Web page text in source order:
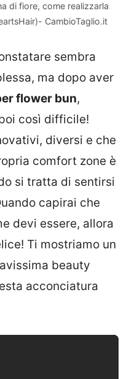
di fiore, come realizzarla
CambioTaglio.it
sembra
ma dopo aver
flower bun,
così difficile!
diversi e che
comfort zone è
si tratta di sentirsi
capirai che
devi essere, allora
Ti mostriamo un
beauty
acconciatura